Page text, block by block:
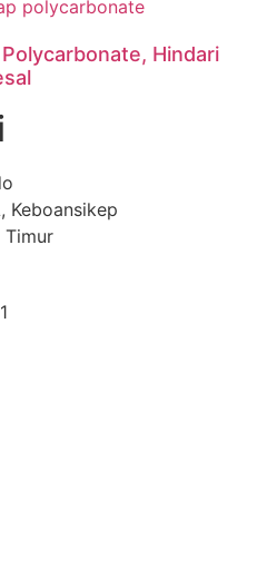
Hindari
Keboansikep
Timur